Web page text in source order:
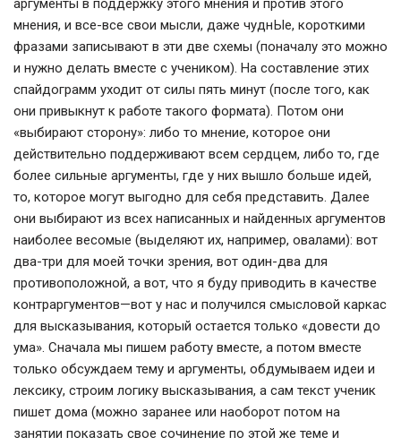
аргументы в поддержку этого мнения и против этого
мнения, и все-все свои мысли, даже чуднЫе, короткими
фразами записывают в эти две схемы (поначалу это можно
и нужно делать вместе с учеником). На составление этих
спайдограмм уходит от силы пять минут (после того, как
они привыкнут к работе такого формата). Потом они
«выбирают сторону»: либо то мнение, которое они
действительно поддерживают всем сердцем, либо то, где
более сильные аргументы, где у них вышло больше идей,
то, которое могут выгодно для себя представить. Далее
они выбирают из всех написанных и найденных аргументов
наиболее весомые (выделяют их, например, овалами): вот
два-три для моей точки зрения, вот один-два для
противоположной, а вот, что я буду приводить в качестве
контраргументов—вот у нас и получился смысловой каркас
для высказывания, который остается только «довести до
ума». Сначала мы пишем работу вместе, а потом вместе
только обсуждаем тему и аргументы, обдумываем идеи и
лексику, строим логику высказывания, а сам текст ученик
пишет дома (можно заранее или наоборот потом на
занятии показать свое сочинение по этой же теме и